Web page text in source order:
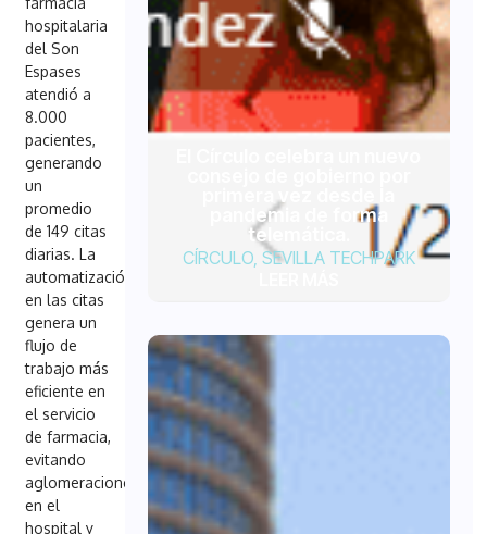
hospitalaria
del Son
Espases
atendió a
8.000
pacientes,
generando
un
promedio
de 149 citas
diarias. La
automatización
en las citas
genera un
flujo de
trabajo más
eficiente en
el servicio
de farmacia,
evitando
aglomeraciones
en el
hospital y
primera vez desde la
pandemia de forma
telemática.
CÍRCULO, SEVILLA TECHPARK